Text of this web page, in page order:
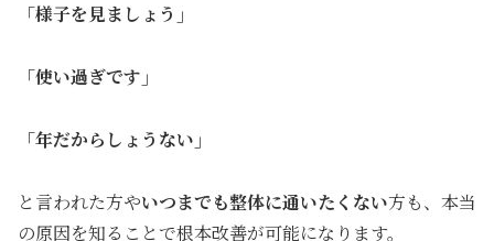
「様子を見ましょう」
「使い過ぎです」
「年だからしょうない」
と言われた方やいつまでも整体に通いたくない方も、本当
の原因を知ることで根本改善が可能になります。